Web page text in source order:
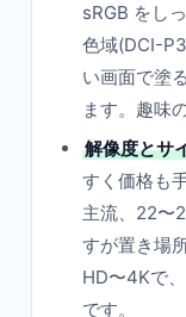
sRGB をし
色域(DCI-
い画面で塗
ます。趣味
解像度とサ
すく価格も
主流、22〜
すが置き場
HD〜4Kで
です。